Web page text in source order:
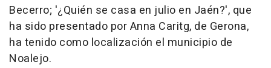
Becerro; '¿Quién se casa en julio en Jaén?', que
ha sido presentado por Anna Caritg, de Gerona,
ha tenido como localización el municipio de
Noalejo.